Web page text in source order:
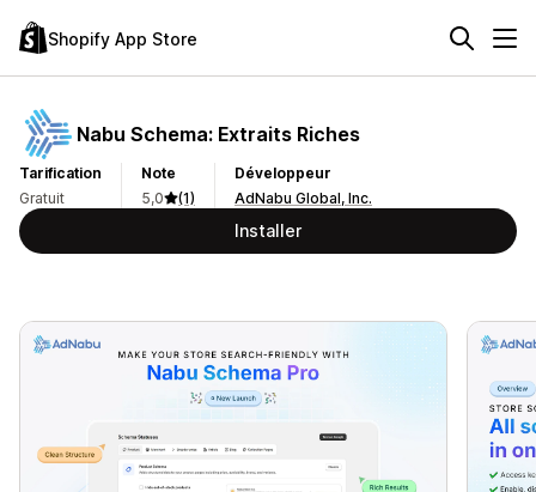
Shopify App Store
Nabu Schema: Extraits Riches
Tarification
Gratuit
Note
5,0
(1)
Développeur
AdNabu Global, Inc.
Installer